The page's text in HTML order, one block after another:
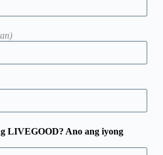
LIVEGOOD? Ano ang iyong